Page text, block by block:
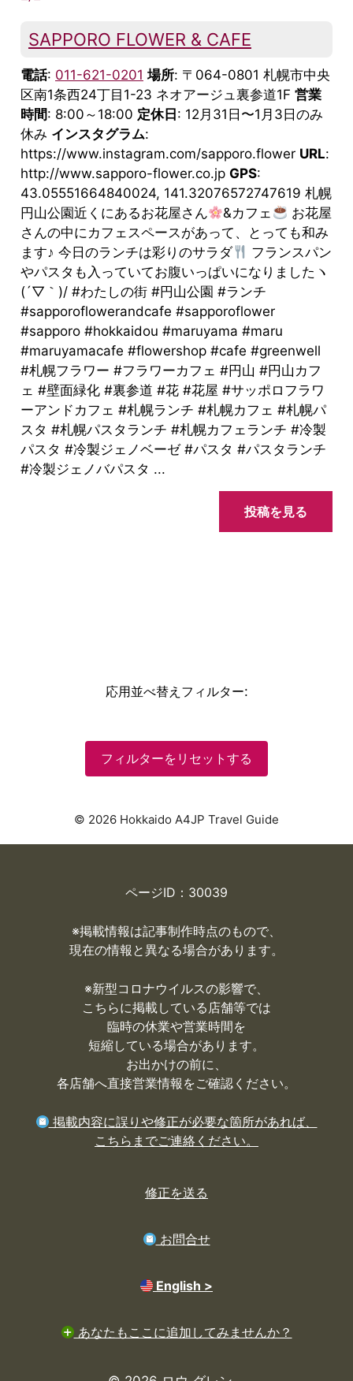
SAPPORO FLOWER & CAFE
電話: 011-621-0201 場所: 〒064-0801 札幌市中央
区南1条西24丁目1-23 ネオアージュ裏参道1F 営業
時間: 8:00～18:00 定休日 : 12月31日〜1月3日のみ
休み インスタグラム:
https://www.instagram.com/sapporo.flower URL:
http://www.sapporo-flower.co.jp GPS:
43.05551664840024, 141.32076572747619 札幌
円山公園近くにあるお花屋さん
&カフェ
お花屋
さんの中にカフェスペースがあって、とっても和み
ます♪ 今日のランチは彩りのサラダ
フランスパン
やパスタも入っていてお腹いっぱいになりましたヽ
(´▽｀)/ #わたしの街 #円山公園 #ランチ
#sapporoflowerandcafe #sapporoflower
#sapporo #hokkaidou #maruyama #maru
#maruyamacafe #flowershop #cafe #greenwell
#札幌フラワー #フラワーカフェ #円山 #円山カフ
ェ #壁面緑化 #裏参道 #花 #花屋 #サッポロフラワ
ーアンドカフェ #札幌ランチ #札幌カフェ #札幌パ
スタ #札幌パスタランチ #札幌カフェランチ #冷製
パスタ #冷製ジェノベーゼ #パスタ #パスタランチ
#冷製ジェノバパスタ ...
投稿を見る
応用並べ替えフィルター:
フィルターをリセットする
© 2026 Hokkaido A4JP Travel Guide
ページID：30039
※掲載情報は記事制作時点のもので、
現在の情報と異なる場合があります。
※新型コロナウイルスの影響で、
こちらに掲載している店舗等では
臨時の休業や営業時間を
短縮している場合があります。
お出かけの前に、
各店舗へ直接営業情報をご確認ください。
掲載内容に誤りや修正が必要な箇所があれば、
こちらまでご連絡ください。
修正を送る
お問合せ
English >
あなたもここに追加してみませんか？